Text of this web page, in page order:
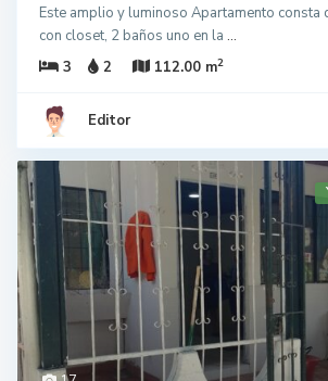
Este amplio y luminoso Apartamento consta
con closet, 2 baños uno en la ...
3
2 112.00 m2
Editor